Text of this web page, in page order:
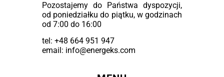
Pozostajemy do Państwa dyspozycji,
od poniedziałku do piątku, w godzinach
od 7:00 do 16:00
tel: +48 664 951 947
email: info@energeks.com